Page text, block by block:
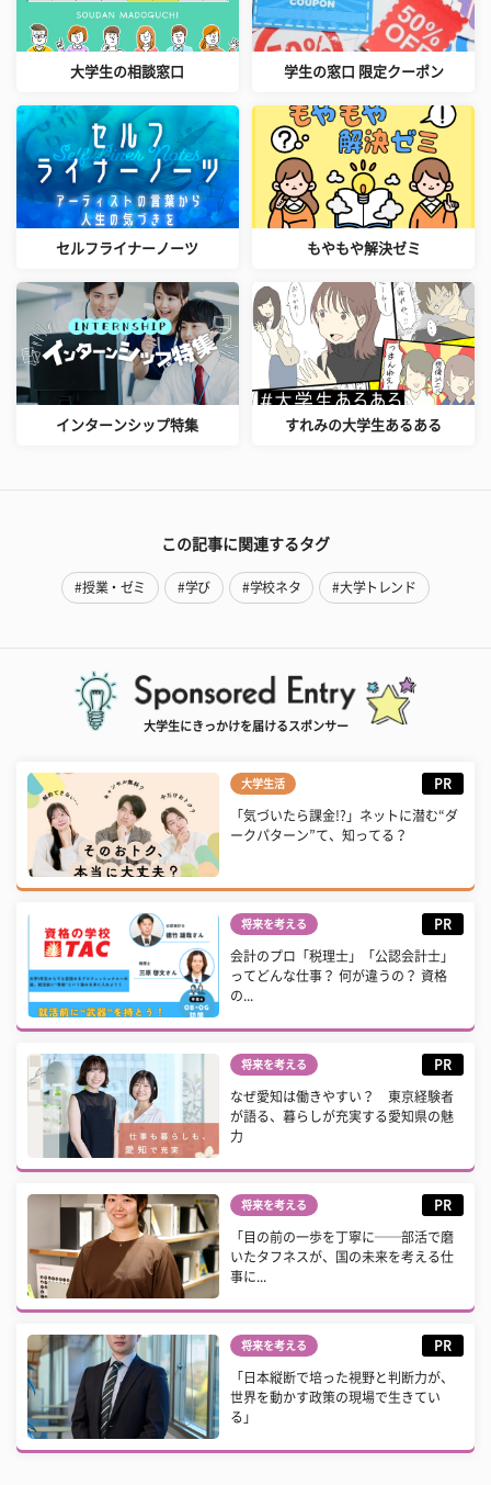
大学生の相談窓口 学生の窓口 限定クーポン
セルフライナーノーツ もやもや解決ゼミ
インターンシップ特集 すれみの大学生あるある
この記事に関連するタグ
#授業・ゼミ #学び #学校ネタ #大学トレンド
大学生にきっかけを届けるスポンサー
大学生活 PR
「気づいたら課金!?」ネットに潜む“ダ
ークパターン”て、知ってる？
将来を考える PR
会計のプロ「税理士」「公認会計士」
ってどんな仕事？ 何が違うの？ 資格
の...
将来を考える PR
なぜ愛知は働きやすい？ 東京経験者
が語る、暮らしが充実する愛知県の魅
力
将来を考える PR
「目の前の一歩を丁寧に──部活で磨
いたタフネスが、国の未来を考える仕
事に...
将来を考える PR
「日本縦断で培った視野と判断力が、
世界を動かす政策の現場で生きてい
る」